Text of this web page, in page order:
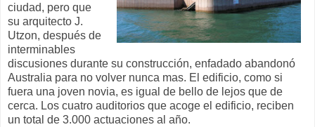
ciudad, pero que
su arquitecto J.
Utzon, después de
interminables
discusiones durante su construcción, enfadado abandonó
Australia para no volver nunca mas. El edificio, como si
fuera una joven novia, es igual de bello de lejos que de
cerca. Los cuatro auditorios que acoge el edificio, reciben
un total de 3.000 actuaciones al año.